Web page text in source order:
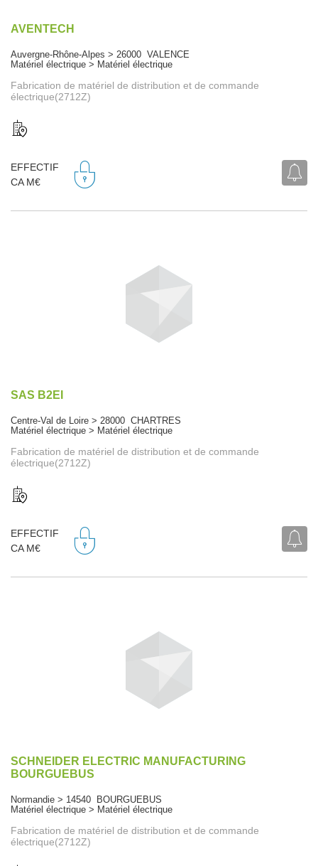
AVENTECH
Auvergne-Rhône-Alpes > 26000 VALENCE
Matériel électrique > Matériel électrique
Fabrication de matériel de distribution et de commande
électrique(2712Z)
EFFECTIF
CA M€
SAS B2EI
Centre-Val de Loire > 28000 CHARTRES
Matériel électrique > Matériel électrique
Fabrication de matériel de distribution et de commande
électrique(2712Z)
EFFECTIF
CA M€
SCHNEIDER ELECTRIC MANUFACTURING
BOURGUEBUS
Normandie > 14540 BOURGUEBUS
Matériel électrique > Matériel électrique
Fabrication de matériel de distribution et de commande
électrique(2712Z)